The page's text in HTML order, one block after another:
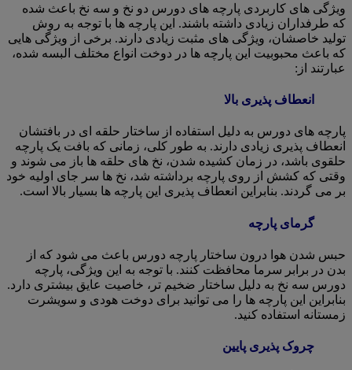
ویژگی های کاربردی پارچه های دورس دو نخ و سه نخ باعث شده
که طرفداران زیادی داشته باشند. این پارچه ها با توجه به روش
تولید خاصشان، ویژگی های مثبت زیادی دارند. برخی از ویژگی هایی
که باعث محبوبیت این پارچه ها در دوخت انواع مختلف البسه شده،
عبارتند از:
انعطاف پذیری بالا
پارچه های دورس به دلیل استفاده از ساختار حلقه ای در بافتشان
انعطاف پذیری زیادی دارند. به طور کلی، زمانی که بافت یک پارچه
حلقوی باشد، در زمان کشیده شدن، نخ های حلقه ها باز می شوند و
وقتی که کشش از روی پارچه برداشته شد، نخ ها سر جای اولیه خود
بر می گردند. بنابراین انعطاف پذیری این پارچه ها بسیار بالا است.
گرمای پارچه
حبس شدن هوا درون ساختار پارچه دورس باعث می شود که از
بدن در برابر سرما محافظت کنند. با توجه به این ویژگی، پارچه
دورس سه نخ به دلیل ساختار ضخیم تر، خاصیت عایق بیشتری دارد.
بنابراین این پارچه ها را می توانید برای دوخت هودی و سویشرت
زمستانه استفاده کنید.
چروک پذیری پایین